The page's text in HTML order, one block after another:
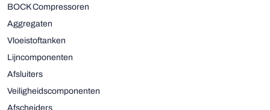
BOCK Compressoren
Aggregaten
Vloeistoftanken
Lijncomponenten
Afsluiters
Veiligheidscomponenten
Afscheiders